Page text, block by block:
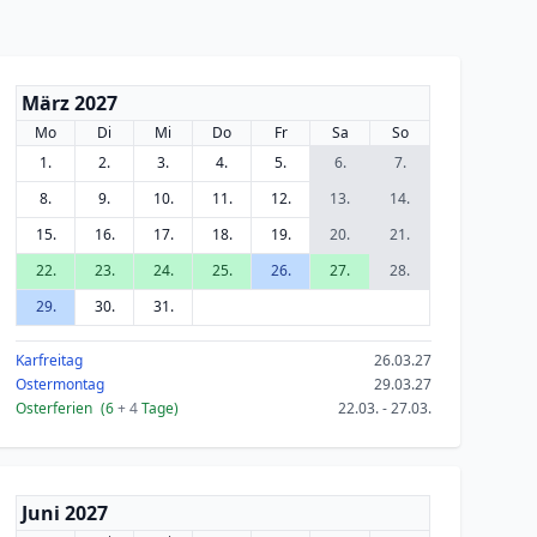
März 2027
Mo Di Mi Do Fr Sa
So
1.
2. 3. 4. 5. 6.
7.
8.
9. 10. 11. 12. 13.
14.
15.
16. 17. 18. 19. 20.
21.
22.
23. 24. 25. 26. 27.
28.
29.
30. 31.
Karfreitag
26.03.27
Ostermontag
29.03.27
Osterferien (6+ 4Tage) 22.03. - 27.03.
Juni 2027